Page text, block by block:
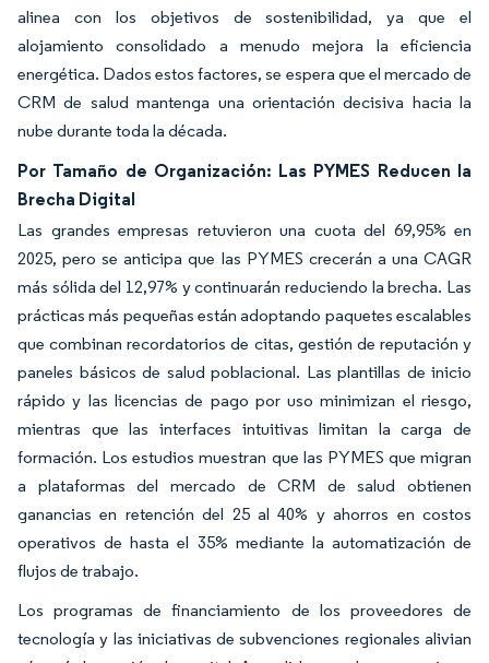
alinea con los objetivos de sostenibilidad, ya que el
alojamiento consolidado a menudo mejora la eficiencia
energética. Dados estos factores, se espera que el mercado de
CRM de salud mantenga una orientación decisiva hacia la
nube durante toda la década.
Por Tamaño de Organización: Las PYMES Reducen la
Brecha Digital
Las grandes empresas retuvieron una cuota del 69,95% en
2025, pero se anticipa que las PYMES crecerán a una CAGR
más sólida del 12,97% y continuarán reduciendo la brecha. Las
prácticas más pequeñas están adoptando paquetes escalables
que combinan recordatorios de citas, gestión de reputación y
paneles básicos de salud poblacional. Las plantillas de inicio
rápido y las licencias de pago por uso minimizan el riesgo,
mientras que las interfaces intuitivas limitan la carga de
formación. Los estudios muestran que las PYMES que migran
a plataformas del mercado de CRM de salud obtienen
ganancias en retención del 25 al 40% y ahorros en costos
operativos de hasta el 35% mediante la automatización de
flujos de trabajo.
Los programas de financiamiento de los proveedores de
tecnología y las iniciativas de subvenciones regionales alivian